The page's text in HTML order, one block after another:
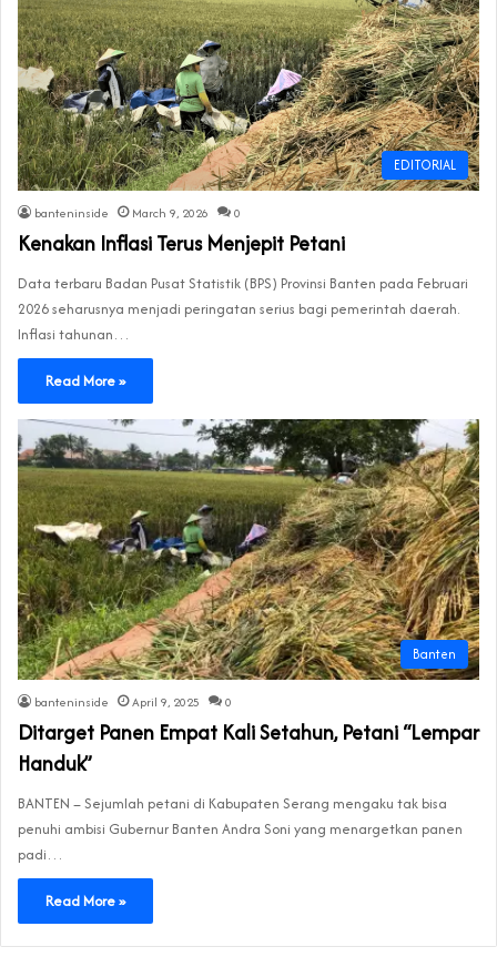
EDITORIAL
banteninside March 9, 2026 0
Kenakan Inflasi Terus Menjepit Petani
Data terbaru Badan Pusat Statistik (BPS) Provinsi Banten pada Februari
2026 seharusnya menjadi peringatan serius bagi pemerintah daerah.
Inflasi tahunan…
Read More »
Banten
banteninside April 9, 2025 0
Ditarget Panen Empat Kali Setahun, Petani “Lempar
Handuk”
BANTEN – Sejumlah petani di Kabupaten Serang mengaku tak bisa
penuhi ambisi Gubernur Banten Andra Soni yang menargetkan panen
padi…
Read More »